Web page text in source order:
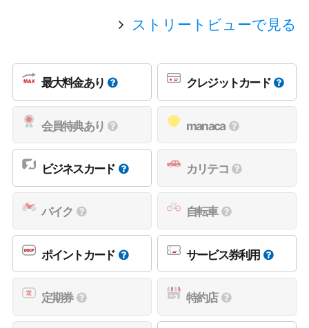
ストリートビューで見る
最大料金あり クレジットカード
会員特典あり manaca
ビジネスカード カリテコ
バイク 自転車
ポイントカード サービス券利用
定期券 特約店